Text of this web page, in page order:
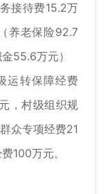
接待费15.2万
养老保险92.7
55.6万元）
运转保障经费
，村级组织规
众专项经费21
100万元。